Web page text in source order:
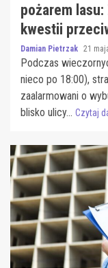
pożarem
kwestii
Damian Pietrzak 21
Podczas
nieco po 18:00),
zaalarmowani o
blisko ulicy... Czytaj